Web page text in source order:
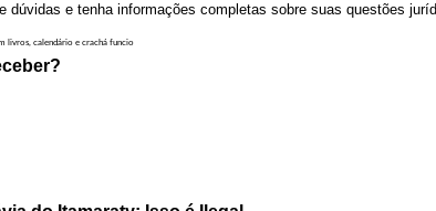
e tenha informações completas sobre suas questões